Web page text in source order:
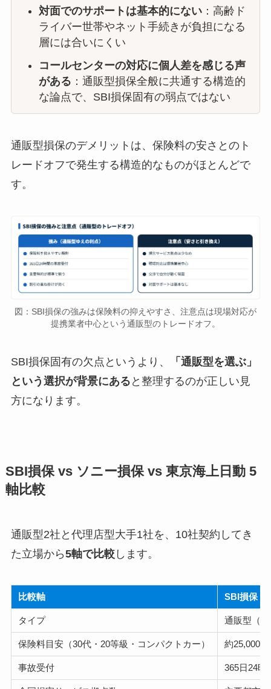
対面でのサポートは基本的にない：高齢ド
ライバー世帯やネット手続きが負担になる
層には合いにくい
コールセンターの対応に個人差を感じる声
がある ：通販型損保全般に共通する構造的
な論点で、SBI損保固有の弱点ではない
通販型損保のデメリットは、保険料の安さとのト
レードオフで発生する構造的なものがほとんどで
す。
図：SBI損保の強みは保険料の抑えやすさ、注意点は現場対応が
提携業者中心という通販型のトレードオフ。
SBI損保固有の欠点というより、
「通販型を選ぶ」
という選択が背景にある と整理するのが正しい見
方になります。
SBI損保 vs ソニー損保 vs 東京海上日動 5
軸比較
通販型2社と代理店型大手1社を、10社契約してき
た立場から5軸で比較します。
比較軸 SBI損保
タイプ 通販型（
保険料目安（30代・20等級・コンパクトカー） 約25,000
事故受付 365日24時